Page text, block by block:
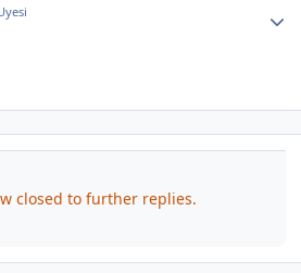
closed to further replies.